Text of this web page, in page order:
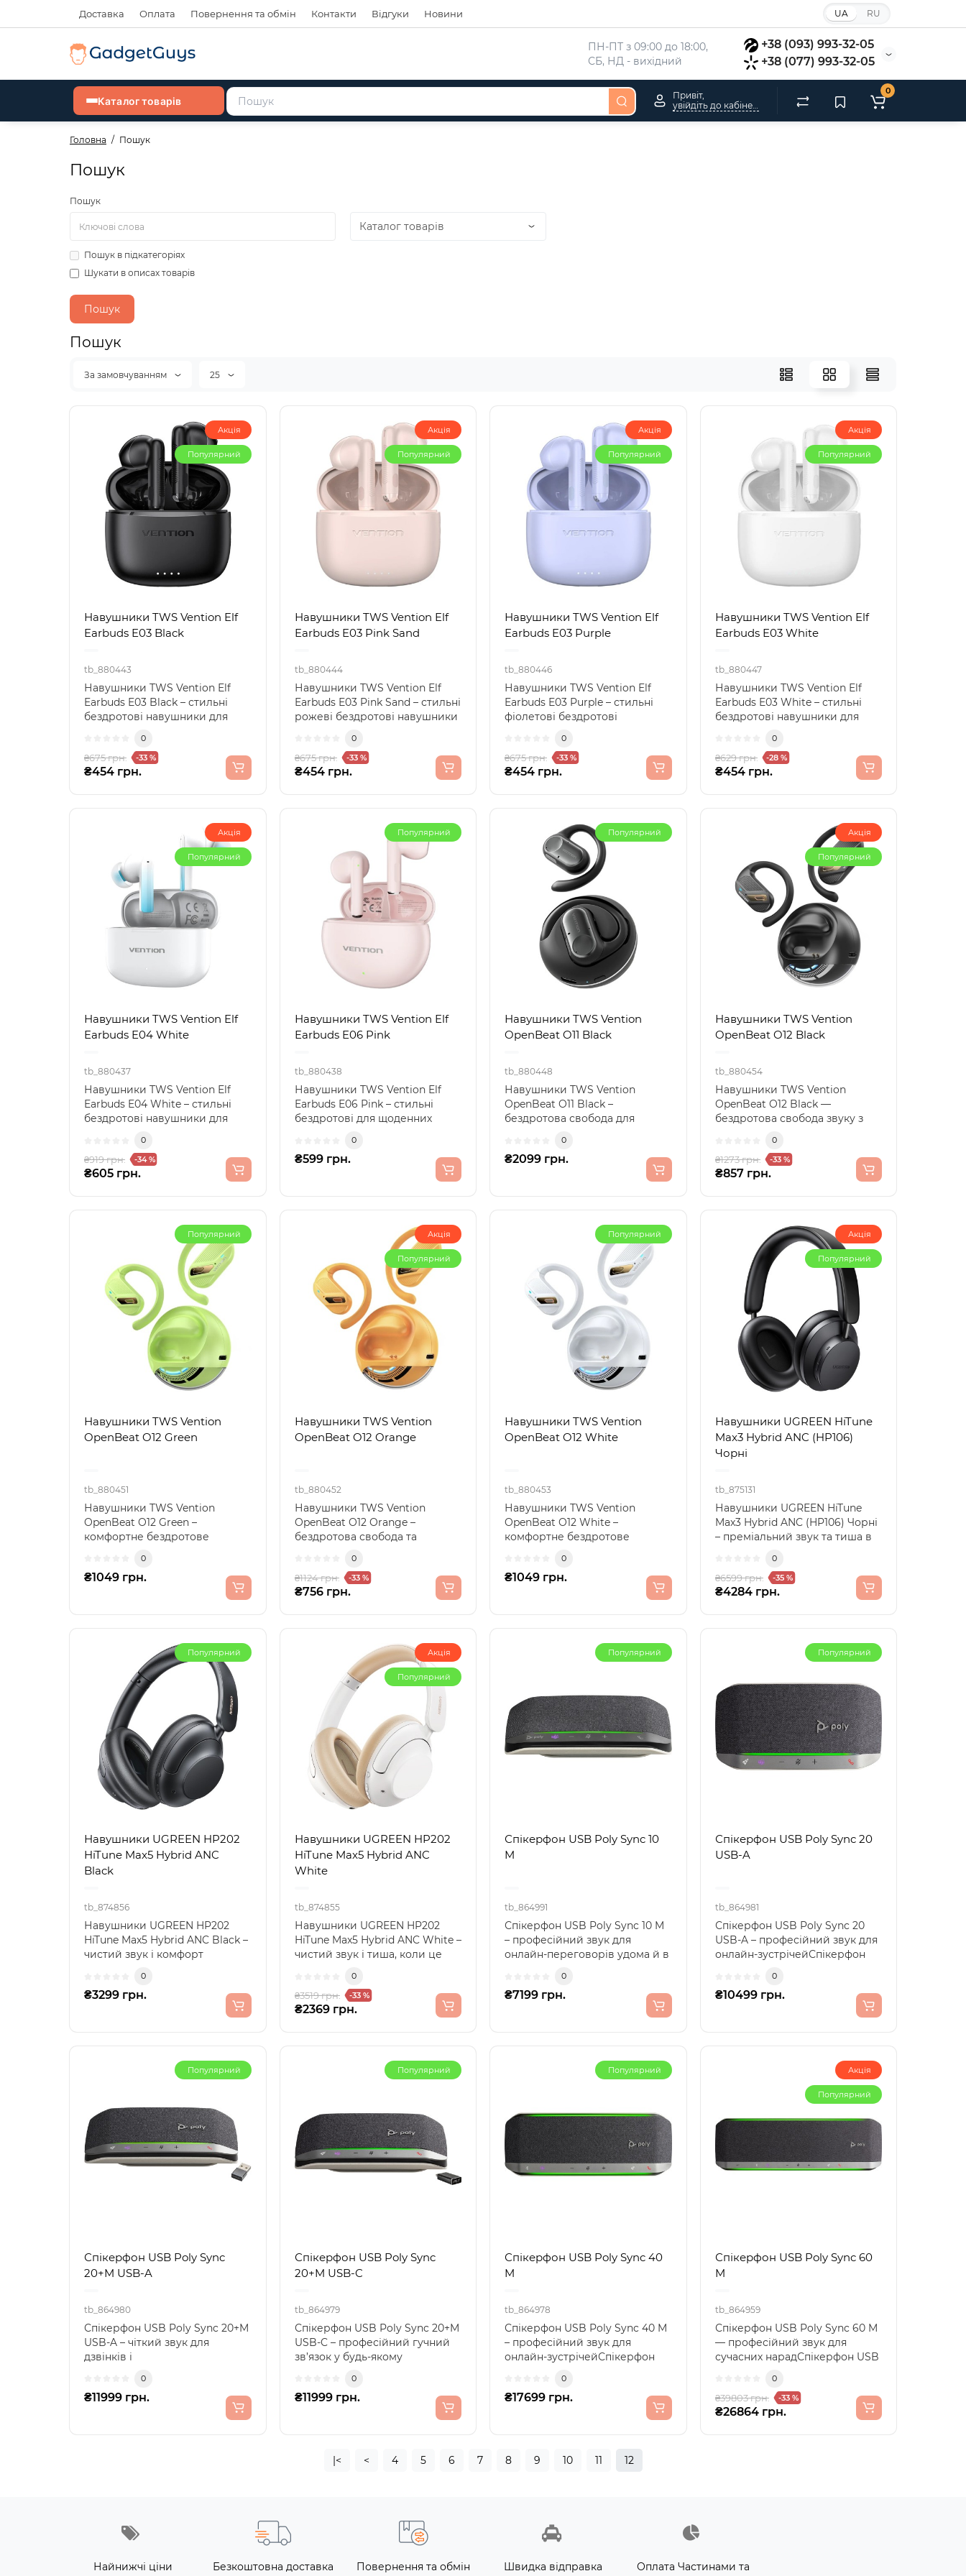
Доставка Оплата Повернення та обмін Контакти Відгуки Новини UA RU
ПН-ПТ з 09:00 до 18:00,
СБ, НД - вихідний
+38 (093) 993-32-05
+38 (077) 993-32-05
Каталог товарів
Привіт,
0
Головна Пошук
Пошук
Пошук
Пошук в підкатегоріях
Шукати в описах товарів
Пошук
За замовчуванням 25
Акція
Популярний
Навушники TWS Vention Elf
Earbuds E03 Black
tb_880443
Навушники TWS Vention Elf
Earbuds E03 Black – стильні
бездротові навушники для
0
₴675 грн. -33 %
₴454 грн.
Акція
Популярний
Навушники TWS Vention Elf
Earbuds E03 Pink Sand
tb_880444
Навушники TWS Vention Elf
Earbuds E03 Pink Sand – стильні
рожеві бездротові навушники
0
₴675 грн. -33 %
₴454 грн.
Акція
Популярний
Навушники TWS Vention Elf
Earbuds E03 Purple
tb_880446
Навушники TWS Vention Elf
Earbuds E03 Purple – стильні
фіолетові бездротові
0
₴675 грн. -33 %
₴454 грн.
Акція
Популярний
Навушники TWS Vention Elf
Earbuds E03 White
tb_880447
Навушники TWS Vention Elf
Earbuds E03 White – стильні
бездротові навушники для
0
₴629 грн. -28 %
₴454 грн.
Акція
Популярний
Навушники TWS Vention Elf
Earbuds E04 White
tb_880437
Навушники TWS Vention Elf
Earbuds E04 White – стильні
бездротові навушники для
0
₴919 грн. -34 %
₴605 грн.
Популярний
Навушники TWS Vention Elf
Earbuds E06 Pink
tb_880438
Навушники TWS Vention Elf
Earbuds E06 Pink – стильні
бездротові для щоденних
0
₴599 грн.
Популярний
Навушники TWS Vention
OpenBeat O11 Black
tb_880448
Навушники TWS Vention
OpenBeat O11 Black –
бездротова свобода для
навушники..
0
₴2099 грн.
Акція
Популярний
Навушники TWS Vention
OpenBeat O12 Black
tb_880454
Навушники TWS Vention
OpenBeat O12 Black —
бездротова свобода звуку з
мікрофономСучасний ..
0
₴1273 грн. -33 %
₴857 грн.
Популярний
Навушники TWS Vention
OpenBeat O12 Green
tb_880451
Навушники TWS Vention
OpenBeat O12 Green –
комфортне бездротове
деньНавушники TWS ..
0
₴1049 грн.
Акція
Популярний
Навушники TWS Vention
OpenBeat O12 Orange
tb_880452
Навушники TWS Vention
OpenBeat O12 Orange –
бездротова свобода та
TWS Ventio..
0
₴1124 грн. -33 %
₴756 грн.
Популярний
Навушники TWS Vention
OpenBeat O12 White
tb_880453
Навушники TWS Vention
OpenBeat O12 White –
комфортне бездротове
дняНавушники TWS Ve..
0
₴1049 грн.
Акція
Популярний
Навушники UGREEN HiTune
Max3 Hybrid ANC (HP106)
Чорні
tb_875131
Навушники UGREEN HiTune
Max3 Hybrid ANC (HP106) Чорні
– преміальний звук та тиша в
0
₴6599 грн. -35 %
₴4284 грн.
Популярний
Навушники UGREEN HP202
HiTune Max5 Hybrid ANC
Black
tb_874856
Навушники UGREEN HP202
HiTune Max5 Hybrid ANC Black –
чистий звук і комфорт
0
₴3299 грн.
Акція
Популярний
Навушники UGREEN HP202
HiTune Max5 Hybrid ANC
White
tb_874855
Навушники UGREEN HP202
HiTune Max5 Hybrid ANC White –
чистий звук і тиша, коли це
0
₴3519 грн. -33 %
₴2369 грн.
Популярний
Спікерфон USB Poly Sync 10
M
tb_864991
Спікерфон USB Poly Sync 10 M
– професійний звук для
онлайн-переговорів удома й в
0
₴7199 грн.
Популярний
Спікерфон USB Poly Sync 20
USB-A
tb_864981
Спікерфон USB Poly Sync 20
USB-A – професійний звук для
онлайн-зустрічейСпікерфон
0
₴10499 грн.
Популярний
Спікерфон USB Poly Sync
20+M USB-A
tb_864980
Спікерфон USB Poly Sync 20+M
USB-A – чіткий звук для
дзвінків і
Poly Sync 2..
0
₴11999 грн.
Популярний
Спікерфон USB Poly Sync
20+M USB-C
tb_864979
Спікерфон USB Poly Sync 20+M
USB-C – професійний гучний
зв’язок у будь-якому
0
₴11999 грн.
Популярний
Спікерфон USB Poly Sync 40
M
tb_864978
Спікерфон USB Poly Sync 40 M
– професійний звук для
онлайн-зустрічейСпікерфон
0
₴17699 грн.
Акція
Популярний
Спікерфон USB Poly Sync 60
M
tb_864959
Спікерфон USB Poly Sync 60 M
— професійний звук для
сучасних нарадСпікерфон USB
0
₴39803 грн. -33 %
₴26864 грн.
|< < 4 5 6 7 8 9 10 11 12
Найнижчі ціни
Безкоштовна доставка
Повернення та обмін
Швидка відправка
Оплата Частинами та